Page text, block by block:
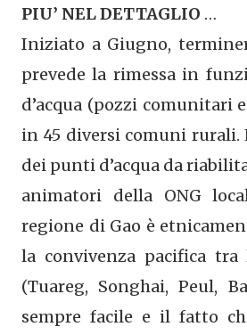
PIU’ NEL DETTAGLIO …
Iniziato a Giugno,
prevede la rimessa in
d’acqua (pozzi comunitari
in 45 diversi comuni rurali.
dei punti d’acqua da
animatori della ONG
regione di Gao è
la convivenza pacifica tra
(Tuareg, Songhai, Peul,
sempre facile e il fatto